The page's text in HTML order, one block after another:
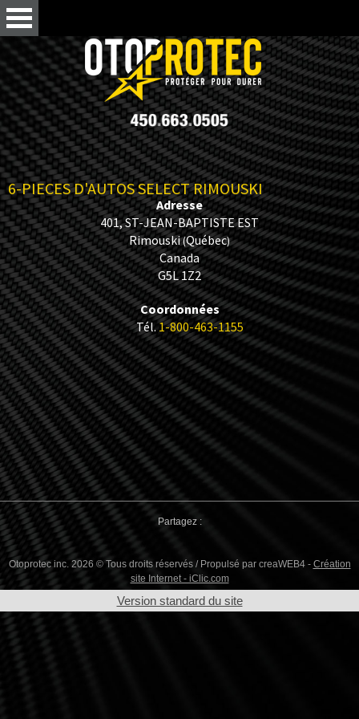
6-PIECES D'AUTOS SELECT RIMOUSKI
Adresse
401, ST-JEAN-BAPTISTE EST
Rimouski(Québec)
Canada
G5L 1Z2
Coordonnées
Tél.1-800-463-1155
Partagez :
Otoprotec inc. 2026 © Tous droits réservés / Propulsé par creaWEB4 - Création
site Internet - iClic.com
Version standard du site